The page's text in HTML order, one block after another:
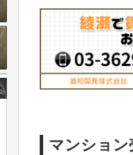
マンション